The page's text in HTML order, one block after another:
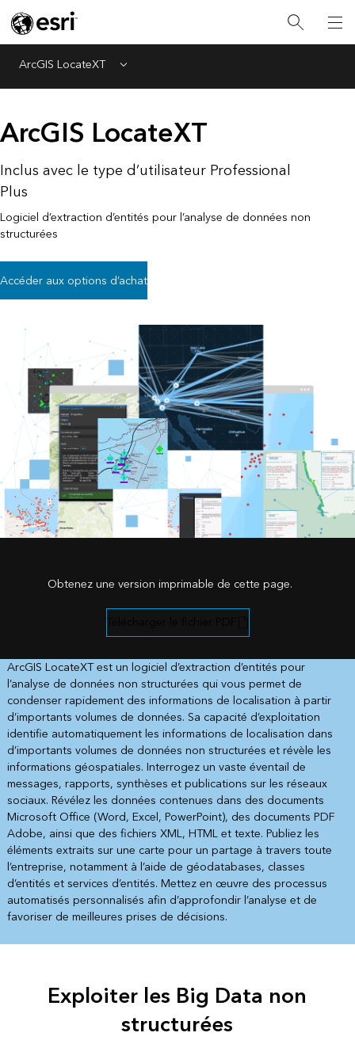
ArcGIS LocateXT Menu
ArcGIS LocateXT
Inclus avec le type d’utilisateur Professional
Plus
Logiciel d’extraction d’entités pour l’analyse de données non
structurées
Accéder aux options d’achat
Obtenez une version imprimable de cette page.
Télécharger le fichier PDF
ArcGIS LocateXT est un logiciel d’extraction d’entités pour
l’analyse de données non structurées qui vous permet de
condenser rapidement des informations de localisation à partir
d’importants volumes de données. Sa capacité d’exploitation
identifie automatiquement les informations de localisation dans
d’importants volumes de données non structurées et révèle les
informations géospatiales. Interrogez un vaste éventail de
messages, rapports, synthèses et publications sur les réseaux
sociaux. Révélez les données contenues dans des documents
Microsoft Office (Word, Excel, PowerPoint), des documents PDF
Adobe, ainsi que des fichiers XML, HTML et texte. Publiez les
éléments extraits sur une carte pour un partage à travers toute
l’entreprise, notamment à l’aide de géodatabases, classes
d’entités et services d’entités. Mettez en œuvre des processus
automatisés personnalisés afin d’approfondir l’analyse et de
favoriser de meilleures prises de décisions.
Exploiter les Big Data non
structurées